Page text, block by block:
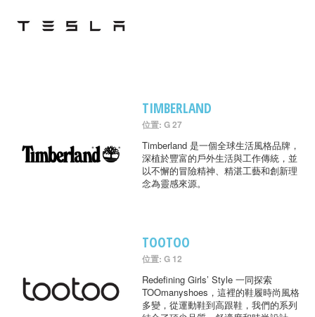
TIMBERLAND
位置: G 27
Timberland 是一個全球生活風格品牌，
深植於豐富的戶外生活與工作傳統，並
以不懈的冒險精神、精湛工藝和創新理
念為靈感來源。
TOOTOO
位置: G 12
Redefining Girls’ Style 一同探索
TOOmanyshoes，這裡的鞋履時尚風格
多變，從運動鞋到高跟鞋，我們的系列